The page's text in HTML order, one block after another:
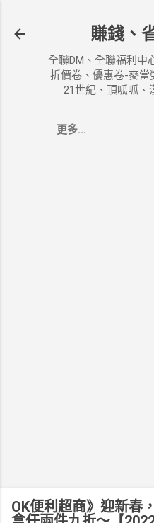
賺錢、
全聯DM、全聯福利中
折價卷、優惠卷-麥當
21世紀、頂呱呱、
更多…
OK便利超商》迎新春